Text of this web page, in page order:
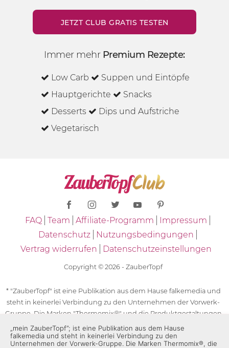
JETZT CLUB GRATIS TESTEN
Immer mehr Premium Rezepte:
Low Carb
Suppen und Eintöpfe
Hauptgerichte
Snacks
Desserts
Dips und Aufstriche
Vegetarisch
FAQ Team Affiliate-Programm
Impressum
Datenschutz
Nutzungsbedingungen
Vertrag widerrufen
Datenschutzeinstellungen
Copyright © 2026 - ZauberTopf
* "ZauberTopf" ist eine Publikation aus dem Hause falkemedia und
steht in keinerlei Verbindung zu den Unternehmen der Vorwerk-
Gruppe. Die Marken "Thermomix®" und die Produktgestaltungen
des "Thermomix®" sind eingetragene Marken der Unternehmen
der Vorwerk-Gruppe. Die Marken Thermomix®, die Zeichen TM5®,
„mein ZauberTopf”; ist eine Publikation aus dem Hause
falkemedia und steht in keinerlei Verbindung zu den
Unternehmen der Vorwerk-Gruppe. Die Marken Thermomix®, die